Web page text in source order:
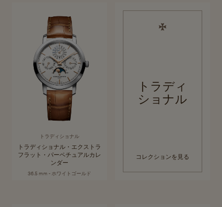
トラディショナル
トラディショナル・エクストラ
フラット・パーペチュアルカレ
ンダー
36.5 mm - ホワイトゴールド
トラディ
ショナル
コレクションを見る